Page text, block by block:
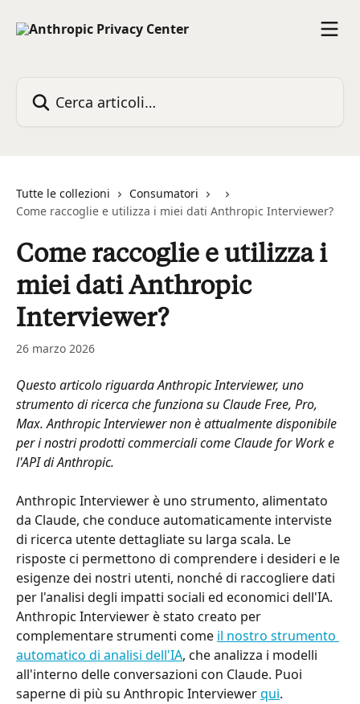
Tutte le collezioni
Consumatori
Come raccoglie e utilizza i miei dati Anthropic Interviewer?
Come raccoglie e utilizza i
miei dati Anthropic
Interviewer?
26 marzo 2026
Questo articolo riguarda Anthropic Interviewer, uno
strumento di ricerca che funziona su Claude Free, Pro,
Max. Anthropic Interviewer non è attualmente disponibile
per i nostri prodotti commerciali come Claude for Work e
l'API di Anthropic.
Anthropic Interviewer è uno strumento, alimentato
da Claude, che conduce automaticamente interviste
di ricerca utente dettagliate su larga scala. Le
risposte ci permettono di comprendere i desideri e le
esigenze dei nostri utenti, nonché di raccogliere dati
per l'analisi degli impatti sociali ed economici dell'IA.
Anthropic Interviewer è stato creato per
complementare strumenti come il nostro strumento
automatico di analisi dell'IA, che analizza i modelli
all'interno delle conversazioni con Claude. Puoi
saperne di più su Anthropic Interviewer qui.